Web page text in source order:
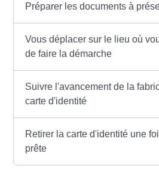
Préparer les documents à
Vous déplacer sur le lieu où
de faire la démarche
Suivre l'avancement de la
carte d'identité
Retirer la carte d'identité une
prête